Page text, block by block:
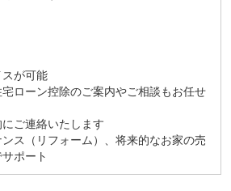
が可能
ローン控除のご案内やご相談もお任せ
ご連絡いたします
ス（リフォーム）、将来的なお家の売
ポート